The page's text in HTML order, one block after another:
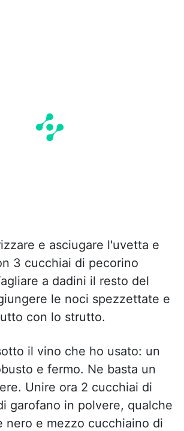
e asciugare l'uvetta e
3 cucchiai di pecorino
a dadini il resto del
le noci spezzettate e
con lo strutto.
il vino che ho usato: un
e fermo. Ne basta un
Unire ora 2 cucchiai di
garofano in polvere, qualche
nero e mezzo cucchiaino di